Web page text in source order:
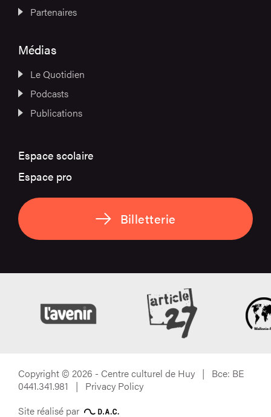
Partenaires
Médias
Le Quotidien
Podcasts
Publications
Espace scolaire
Espace pro
Billetterie
Copyright © 2026 - Centre culturel de Huy | Bce: BE
0441.341.981 | Privacy Policy
Site réalisé par